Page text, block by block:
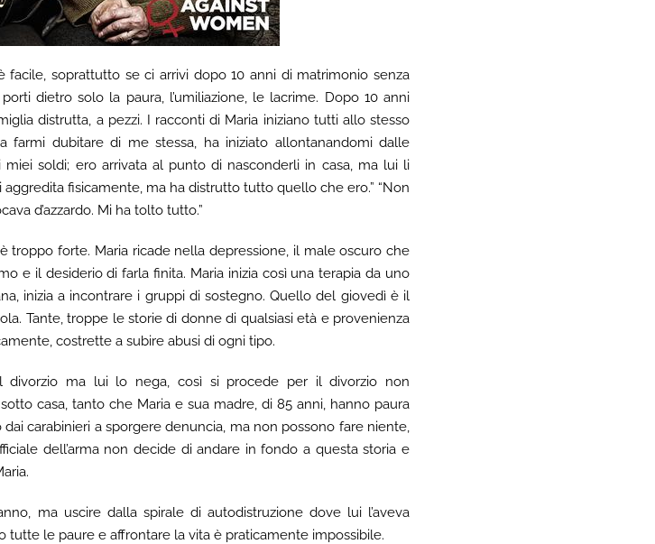
soprattutto se ci arrivi dopo 10 anni di matrimonio senza
dietro solo la paura, l’umiliazione, le lacrime. Dopo 10 anni
distrutta, a pezzi. I racconti di Maria iniziano tutti allo stesso
farmi dubitare di me stessa, ha iniziato allontanandomi dalle
soldi; ero arrivata al punto di nasconderli in casa, ma lui li
fisicamente, ma ha distrutto tutto quello che ero.” “Non
d’azzardo. Mi ha tolto tutto.”
troppo forte. Maria ricade nella depressione, il male oscuro che
e il desiderio di farla finita. Maria inizia così una terapia da uno
inizia a incontrare i gruppi di sostegno. Quello del giovedì è il
Tante, troppe le storie di donne di qualsiasi età e provenienza
costrette a subire abusi di ogni tipo.
divorzio ma lui lo nega, così si procede per il divorzio non
casa, tanto che Maria e sua madre, di 85 anni, hanno paura
carabinieri a sporgere denuncia, ma non possono fare niente,
dell’arma non decide di andare in fondo a questa storia e
ma uscire dalla spirale di autodistruzione dove lui l’aveva
tutte le paure e affrontare la vita è praticamente impossibile.